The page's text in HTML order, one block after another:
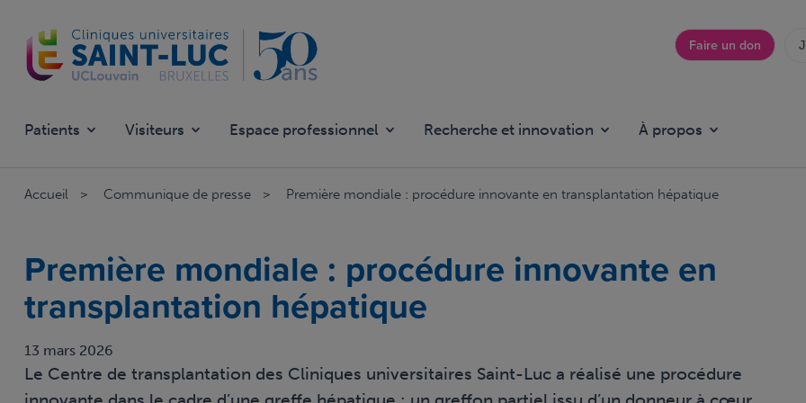
contenu
principal
TopFaire un don
Patients Visiteurs Espace professionnel Recherche et innovation À propos
Accueil Communique de presse Première mondiale : procédure innovante en transplantation hépatique
Première mondiale : procédure innovante en
transplantation hépatique
13 mars 2026
Le Centre de transplantation des Cliniques universitaires Saint-Luc a réalisé une procédure